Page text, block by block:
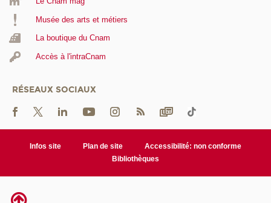
Musée des arts et métiers
La boutique du Cnam
Accès à l'intraCnam
RÉSEAUX SOCIAUX
Infos site Plan de site
Accessibilité: non conforme
Bibliothèques